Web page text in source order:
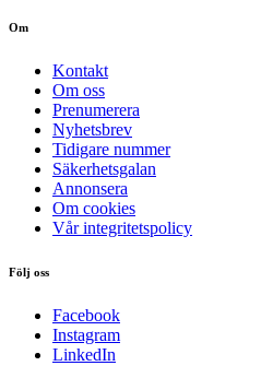
Om
Kontakt
Om oss
Prenumerera
Nyhetsbrev
Tidigare nummer
Säkerhetsgalan
Annonsera
Om cookies
Vår integritetspolicy
Följ oss
Facebook
Instagram
LinkedIn